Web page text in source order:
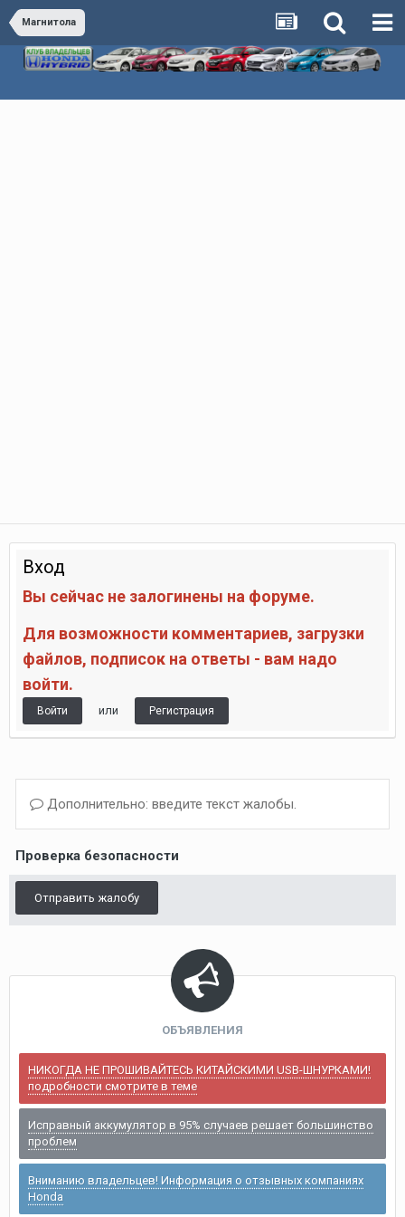
Магнитола
Вход
Вы сейчас не залогинены на форуме.
Для возможности комментариев, загрузки
файлов, подписок на ответы - вам надо
войти.
Войти или Регистрация
Дополнительно: введите текст жалобы.
Проверка безопасности
Отправить жалобу
ОБЪЯВЛЕНИЯ
НИКОГДА НЕ ПРОШИВАЙТЕСЬ КИТАЙСКИМИ USB-ШНУРКАМИ!
подробности смотрите в теме
Исправный аккумулятор в 95% случаев решает большинство
проблем
Вниманию владельцев! Информация о отзывных компаниях
Honda